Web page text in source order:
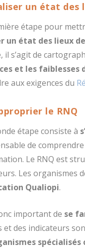
un état des
étape pour
un état des lieux
il s’agit de
et les faiblesses
aux exigences du
le RNQ
étape consiste à
de
Le RNQ est
Les organismes
Qualiopi.
important de se
et des indicateurs